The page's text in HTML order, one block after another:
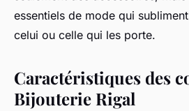
essentiels de mode qui
celui ou celle qui les porte.
Caractéristiques des
Bijouterie Rigal